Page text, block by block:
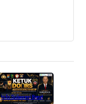
Info Sulawesi Barat